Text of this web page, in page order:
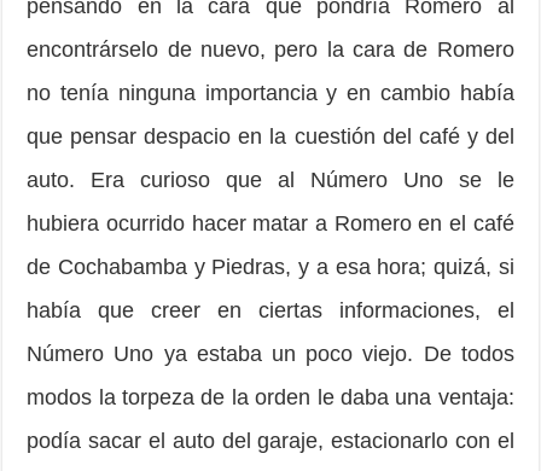
pensando en la cara que pondría Romero al
encontrárselo de nuevo, pero la cara de Romero
no tenía ninguna importancia y en cambio había
que pen­sar despacio en la cuestión del café y del
auto. Era curioso que al Número Uno se le
hubiera ocurrido hacer matar a Romero en el café
de Cochabamba y Piedras, y a esa hora; quizá, si
había que creer en ciertas infor­maciones, el
Número Uno ya estaba un poco viejo. De todos
modos la torpeza de la orden le daba una ventaja:
podía sacar el auto del garaje, estacionarlo con el